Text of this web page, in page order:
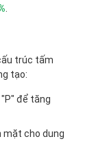
trúc tấm
tạo:
để tăng
mặt cho dung